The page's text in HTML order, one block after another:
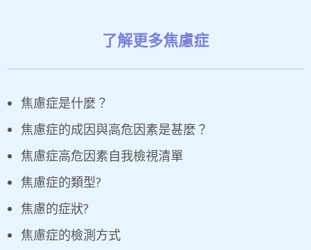
了解更多焦慮症
焦慮症是什麼？
焦慮症的成因與高危因素是甚麼？
焦慮症高危因素自我檢視清單​
焦慮症的類型?
焦慮的症狀?
焦慮症的檢測方式